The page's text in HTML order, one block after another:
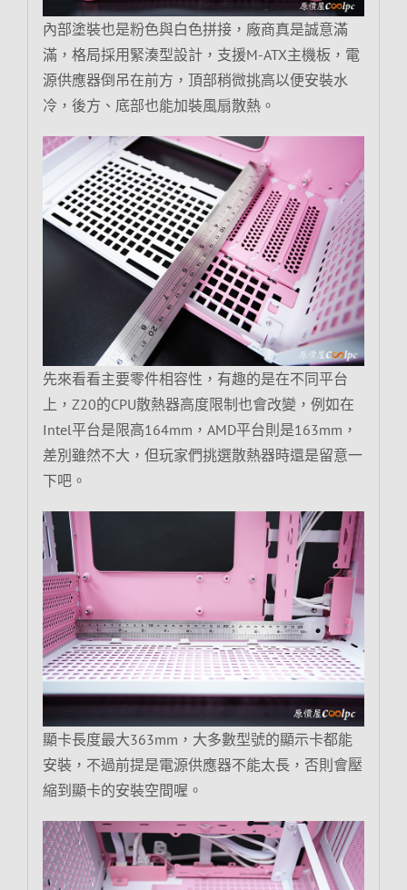
內部塗裝也是粉色與白色拼接，廠商真是誠意滿
滿，格局採用緊湊型設計，支援M-ATX主機板，電
源供應器倒吊在前方，頂部稍微挑高以便安裝水
冷，後方、底部也能加裝風扇散熱。
先來看看主要零件相容性，有趣的是在不同平台
上，Z20的CPU散熱器高度限制也會改變，例如在
Intel平台是限高164mm，AMD平台則是163mm，
差別雖然不大，但玩家們挑選散熱器時還是留意一
下吧。
顯卡長度最大363mm，大多數型號的顯示卡都能
安裝，不過前提是電源供應器不能太長，否則會壓
縮到顯卡的安裝空間喔。